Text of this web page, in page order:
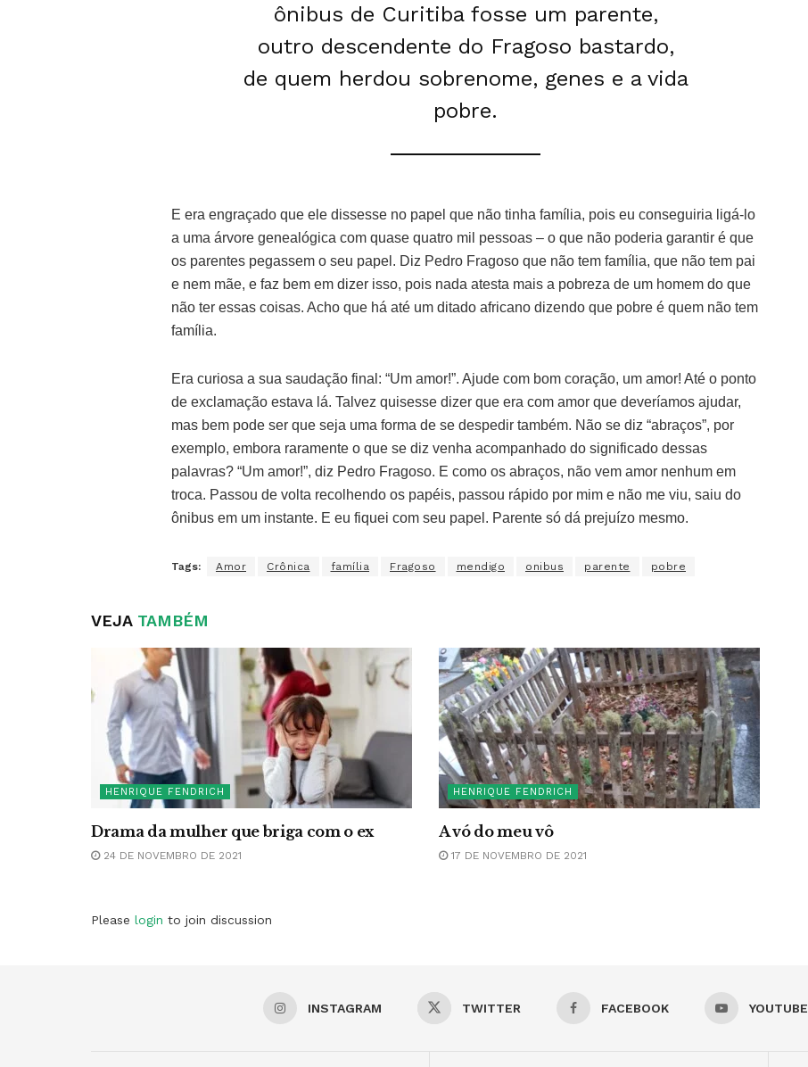
ônibus de Curitiba fosse um parente,
outro descendente do Fragoso bastardo,
de quem herdou sobrenome, genes e a vida
pobre.
E era engraçado que ele dissesse no papel que não tinha família, pois eu conseguiria ligá-lo
a uma árvore genealógica com quase quatro mil pessoas – o que não poderia garantir é que
os parentes pegassem o seu papel. Diz Pedro Fragoso que não tem família, que não tem pai
e nem mãe, e faz bem em dizer isso, pois nada atesta mais a pobreza de um homem do que
não ter essas coisas. Acho que há até um ditado africano dizendo que pobre é quem não tem
família.
Era curiosa a sua saudação final: “Um amor!”. Ajude com bom coração, um amor! Até o ponto
de exclamação estava lá. Talvez quisesse dizer que era com amor que deveríamos ajudar,
mas bem pode ser que seja uma forma de se despedir também. Não se diz “abraços”, por
exemplo, embora raramente o que se diz venha acompanhado do significado dessas
palavras? “Um amor!”, diz Pedro Fragoso. E como os abraços, não vem amor nenhum em
troca. Passou de volta recolhendo os papéis, passou rápido por mim e não me viu, saiu do
ônibus em um instante. E eu fiquei com seu papel. Parente só dá prejuízo mesmo.
Tags: Amor Crônica família Fragoso mendigo onibus parente pobre
VEJATAMBÉM
HENRIQUE FENDRICH
Drama da mulher que briga com o ex
24 DE NOVEMBRO DE 2021
HENRIQUE FENDRICH
A vó do meu vô
17 DE NOVEMBRO DE 2021
Please login to join discussion
INSTAGRAM TWITTER FACEBOOK YOUTUBE